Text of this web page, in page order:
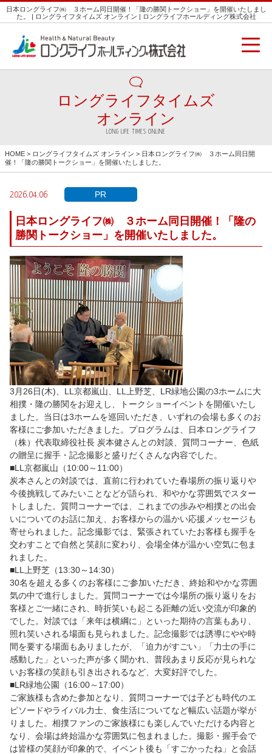
日本ロングライフ㈱ ３ホーム同日開催！「隆の勝関トークショー」を開催いたしまし
た。 | ロングライフタイムズ オンライン | ロングライフホールディング株式会社
ロングライフタイムズ
オンライン
LONG LIFE TIMES ONLINE
HOME > ロングライフタイムズ オンライン > 日本ロングライフ㈱ ３ホーム同日開
催！「隆の勝関トークショー」を開催いたしました。
2026.04.06 PR
日本ロングライフ㈱ ３ホーム同日開催！「隆の
勝関トークショー」を開催いたしました。
3月26日(木)、LL京都嵐山、LL上野芝、LR緑地公園の3ホームに大
相撲・隆の勝関をお迎えし、トークショーイベントを開催いたし
ました。当日は3ホームを巡回いただき、いずれの会場も多くのお
客様にご参加いただきました。プログラムは、日本ロングライフ
（株）代表取締役社長 炭本健さんとの対談、質問コーナー、色紙
の贈呈に握手・記念撮影と盛りだくさんな内容でした。
■LL京都嵐山（10:00～11:00）
炭本さんとの対談では、直前に行われていた春場所の振り返りや
今後挑戦してみたいことなどが語られ、和やかな雰囲気でスター
トしました。質問コーナーでは、これまでの歩みや相撲との出会
いについてのお話に加え、お客様からの温かい応援メッセージも
寄せられました。記念撮影では、緊張されていたお客様も握手を
交わすことで自然と笑顔に変わり、会場全体が温かい空気に包ま
れました。
■LL上野芝（13:30～14:30）
30名を超える多くのお客様にご参加いただき、終始和やかな雰囲
気の中で進行しました。質問コーナーでは今場所の振り返りをお
客様とご一緒にされ、時折笑いも起こる距離の近い交流が印象的
でした。対談では「来年は横綱に」といった期待の言葉もあり、
照れ笑いされる場面も見られました。記念撮影では誘導にやや時
間を要する場面もありましたが、「迫力がすごい」「力士の手に
感動した」といった声が多く聞かれ、普段あまり反応が見られな
いお客様の笑顔も引き出されるなど、大変好評でした。
■LR緑地公園（16:00～17:00）
ご家族様も含めた参加となり、質問コーナーでは子ども時代のエ
ピソードやライバル力士、食生活についてなど幅広い話題が挙が
りました。相撲ファンのご家族様にも楽しんでいただける内容と
なり、会場は終始温かな雰囲気に包まれました。撮影・握手会で
は皆様の笑顔が印象的で、イベント後も「すごかったね」と会話